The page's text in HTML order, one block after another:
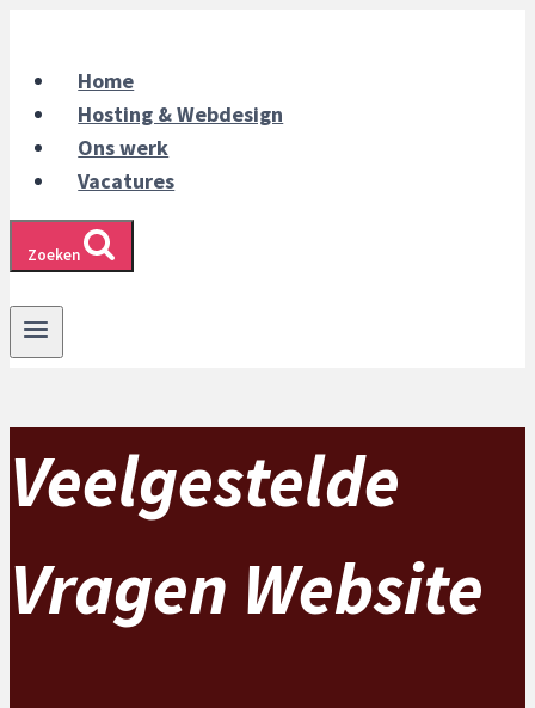
inhoud
Home
Hosting & Webdesign
Ons werk
Vacatures
Zoeken
Veelgestelde
Vragen Website